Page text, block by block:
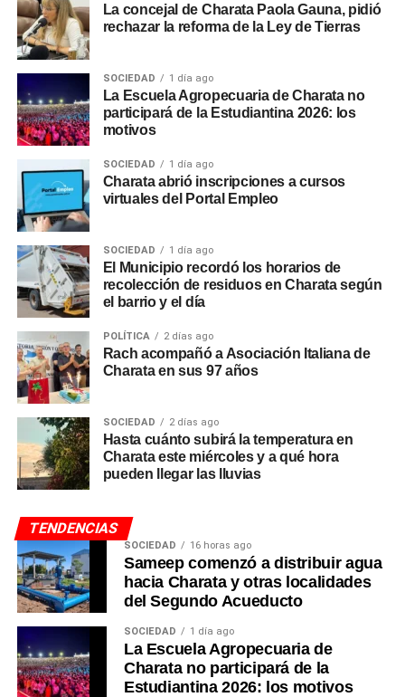
La concejal de Charata Paola Gauna, pidió
rechazar la reforma de la Ley de Tierras
SOCIEDAD 1 día ago
La Escuela Agropecuaria de Charata no
participará de la Estudiantina 2026: los
motivos
SOCIEDAD 1 día ago
Charata abrió inscripciones a cursos
virtuales del Portal Empleo
SOCIEDAD 1 día ago
El Municipio recordó los horarios de
recolección de residuos en Charata según
el barrio y el día
POLÍTICA 2 días ago
Rach acompañó a Asociación Italiana de
Charata en sus 97 años
SOCIEDAD 2 días ago
Hasta cuánto subirá la temperatura en
Charata este miércoles y a qué hora
pueden llegar las lluvias
TENDENCIAS
SOCIEDAD 16 horas ago
Sameep comenzó a distribuir agua
hacia Charata y otras localidades
del Segundo Acueducto
SOCIEDAD 1 día ago
La Escuela Agropecuaria de
Charata no participará de la
Estudiantina 2026: los motivos